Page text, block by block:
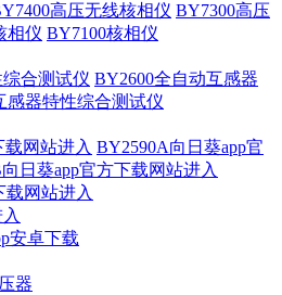
高压无线核相仪 BY7300高压
相仪 BY7100核相仪
合测试仪 BY2600全自动互感器
感器特性综合测试仪
载网站进入 BY2590A向日葵app官
日葵app官方下载网站进入
载网站进入
安卓下载
器